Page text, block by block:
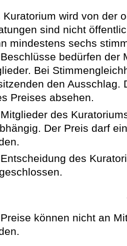
Kuratorium wird von der
sind nicht
mindestens sechs
bedürfen der
Bei
den Ausschlag.
Preises absehen.
des
Der Preis darf
des
können nicht an